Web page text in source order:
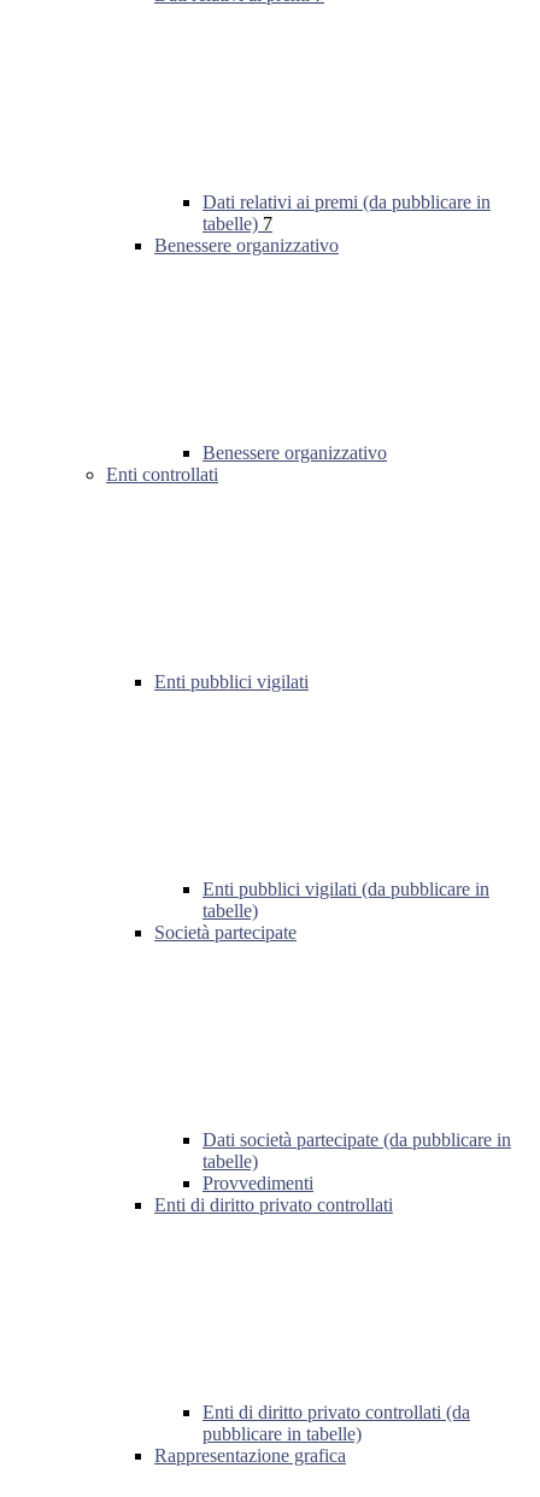
Dati relativi ai premi (da pubblicare in
tabelle) 7
Benessere organizzativo
Benessere organizzativo
Enti controllati
Enti pubblici vigilati
Enti pubblici vigilati (da pubblicare in
tabelle)
Società partecipate
Dati società partecipate (da pubblicare in
tabelle)
Provvedimenti
Enti di diritto privato controllati
Enti di diritto privato controllati (da
pubblicare in tabelle)
Rappresentazione grafica